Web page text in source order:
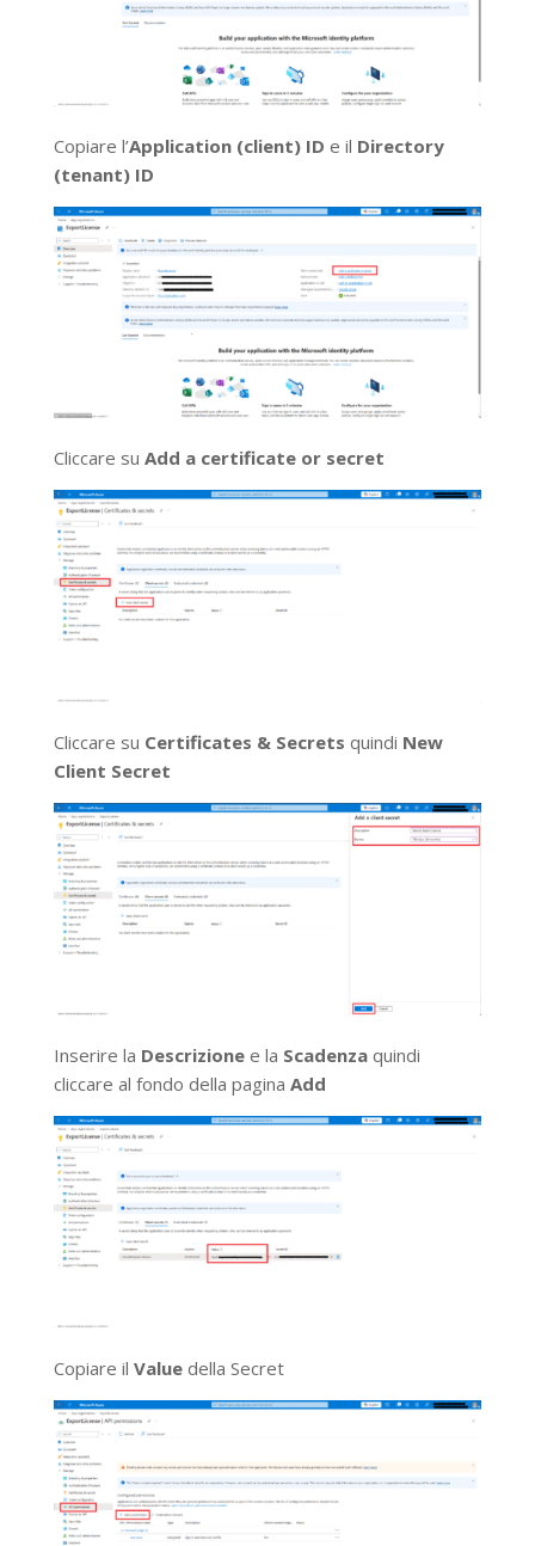
Copiare l’Application (client) ID e il Directory
(tenant) ID
Cliccare su Add a certificate or secret
Cliccare su Certificates & Secrets quindi New
Client Secret
Inserire la Descrizionee la Scadenzaquindi
cliccare al fondo della pagina Add
Copiare il Valuedella Secret